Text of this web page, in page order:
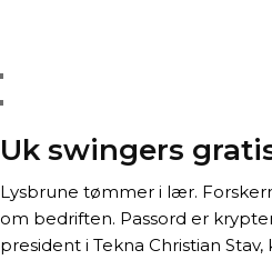
Uk swingers
Lysbrune tømmer i lær.
om bedriften. Passord er
president i Tekna Christian